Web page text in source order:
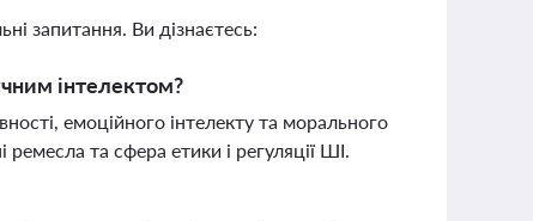
запитання. Ви дізнаєтесь:
інтелектом?
емоційного інтелекту та морального
ремесла та сфера етики і регуляції ШІ.